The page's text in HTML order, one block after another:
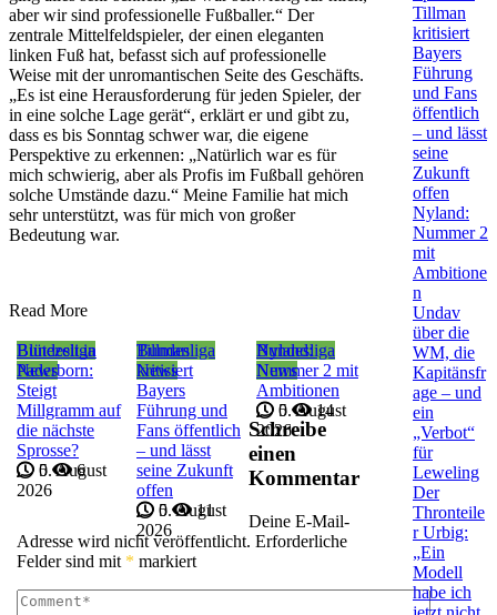
aber wir sind professionelle Fußballer.“ Der
zentrale Mittelfeldspieler, der einen eleganten
linken Fuß hat, befasst sich auf professionelle
Weise mit der unromantischen Seite des Geschäfts.
„Es ist eine Herausforderung für jeden Spieler, der
in eine solche Lage gerät“, erklärt er und gibt zu,
dass es bis Sonntag schwer war, die eigene
Perspektive zu erkennen: „Natürlich war es für
mich schwierig, aber als Profis im Fußball gehören
solche Umstände dazu.“ Meine Familie hat mich
sehr unterstützt, was für mich von großer
Bedeutung war.
Read More
Bundesliga
News
Blütezeit in
Paderborn:
Steigt
Millgramm auf
die nächste
Sprosse?
5. August
2026
0 6
Bundesliga
News
Tillman
kritisiert
Bayers
Führung und
Fans öffentlich
– und lässt
seine Zukunft
offen
5. August
2026
0 11
Bundesliga
News
Nyland:
Nummer 2 mit
Ambitionen
5. August
2026
0 14
Schreibe
einen
Kommentar
Deine E-Mail-
Adresse wird nicht veröffentlicht. Erforderliche
Felder sind mit * markiert
Tillman
kritisiert
Bayers
Führung
und Fans
öffentlich
– und lässt
seine
Zukunft
offen
Nyland:
Nummer 2
mit
Ambitione
n
Undav
über die
WM, die
Kapitänsfr
age – und
ein
„Verbot“
für
Leweling
Der
Thronteile
r Urbig:
„Ein
Modell
habe ich